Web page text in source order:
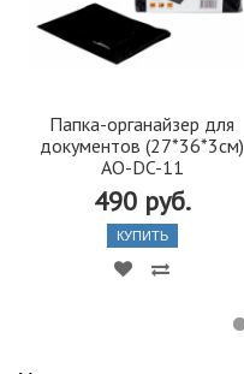
Папка-органайзер для
документов (27*36*3см)
AO-DC-11
490 руб.
КУПИТЬ